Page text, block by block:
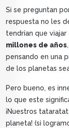
Si se preguntan
respuesta no les
tendrían que
millones de años
pensando en una
de los planetas
Pero bueno, es
lo que este
¡Nuestros
planeta! (si